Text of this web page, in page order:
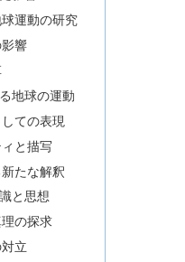
運動の研究
響
地球の運動
ての表現
と描写
たな解釈
と思想
の探求
立